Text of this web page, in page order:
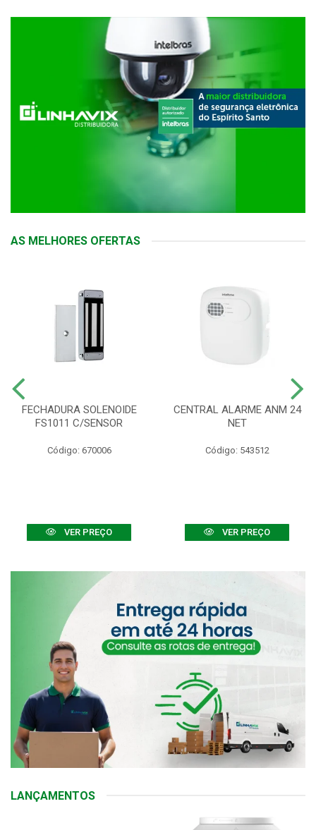
AS MELHORES OFERTAS
FECHADURA SOLENOIDE
FS1011 C/SENSOR
Código: 670006
VER PREÇO
CENTRAL ALARME ANM 24
NET
Código: 543512
VER PREÇO
LANÇAMENTOS